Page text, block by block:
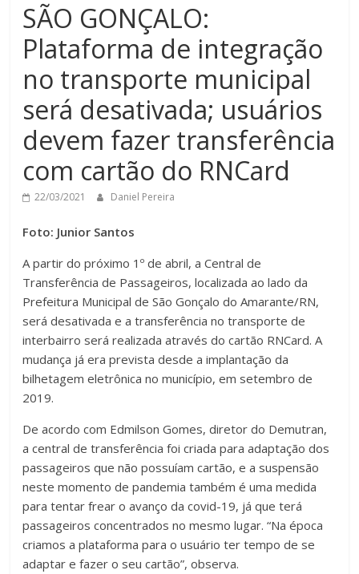
SÃO GONÇALO:
Plataforma de integração
no transporte municipal
será desativada; usuários
devem fazer transferência
com cartão do RNCard
22/03/2021 Daniel Pereira
Foto: Junior Santos
A partir do próximo 1º de abril, a Central de
Transferência de Passageiros, localizada ao lado da
Prefeitura Municipal de São Gonçalo do Amarante/RN,
será desativada e a transferência no transporte de
interbairro será realizada através do cartão RNCard. A
mudança já era prevista desde a implantação da
bilhetagem eletrônica no município, em setembro de
2019.
De acordo com Edmilson Gomes, diretor do Demutran,
a central de transferência foi criada para adaptação dos
passageiros que não possuíam cartão, e a suspensão
neste momento de pandemia também é uma medida
para tentar frear o avanço da covid-19, já que terá
passageiros concentrados no mesmo lugar. “Na época
criamos a plataforma para o usuário ter tempo de se
adaptar e fazer o seu cartão”, observa.